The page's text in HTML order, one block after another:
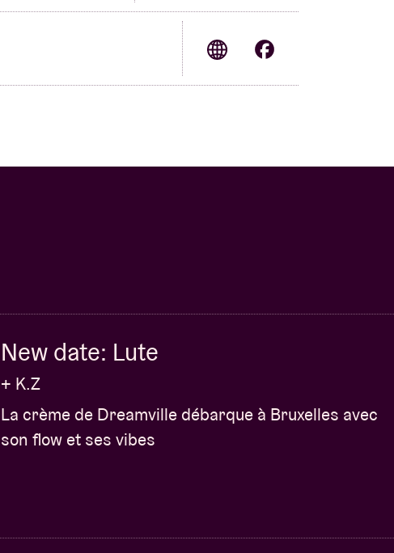
New date: Lute
+ K.Z
La crème de Dreamville débarque à Bruxelles avec
son flow et ses vibes